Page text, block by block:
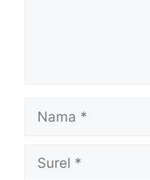
Nama
Surel